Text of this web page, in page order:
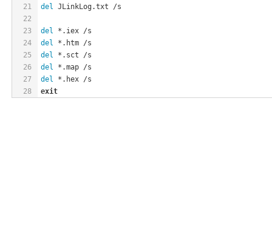
21
22
23
24
25
26
27
28
del JLinkLog.txt /s
del *.iex /s
del *.htm /s
del *.sct /s
del *.map /s
del *.hex /s
exit